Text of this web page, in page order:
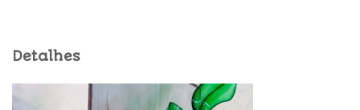
Detalhes